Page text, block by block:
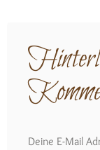
Deine E-Mail